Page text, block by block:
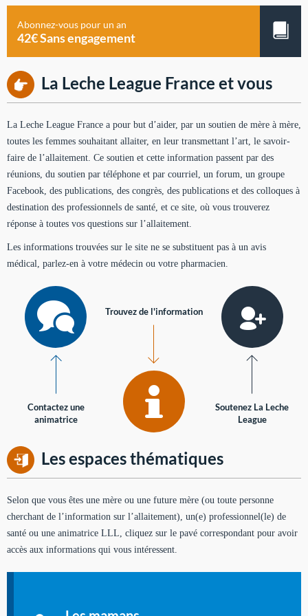
Abonnez-vous pour un an
42€ Sans engagement
La Leche League France et vous
La Leche League France a pour but d’aider, par un soutien de mère à mère,
toutes les femmes souhaitant allaiter, en leur transmettant l’art, le savoir-
faire de l’allaitement. Ce soutien et cette information passent par des
réunions, du soutien par téléphone et par courriel, un forum, un groupe
Facebook, des publications, des congrès, des publications et des colloques à
destination des professionnels de santé, et ce site, où vous trouverez
réponse à toutes vos questions sur l’allaitement.
Les informations trouvées sur le site ne se substituent pas à un avis
médical, parlez-en à votre médecin ou votre pharmacien.
Contactez une
animatrice
Trouvez de l'information
Soutenez La Leche
League
Les espaces thématiques
Selon que vous êtes une mère ou une future mère (ou toute personne
cherchant de l’information sur l’allaitement), un(e) professionnel(le) de
santé ou une animatrice LLL, cliquez sur le pavé correspondant pour avoir
accès aux informations qui vous intéressent.